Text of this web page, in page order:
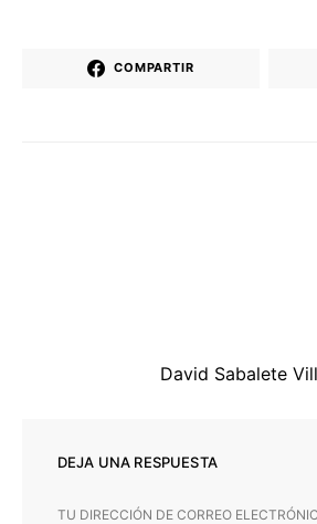
COMPARTIR
David Sabalete
DEJA UNA RESPUESTA
TU DIRECCIÓN DE CORREO